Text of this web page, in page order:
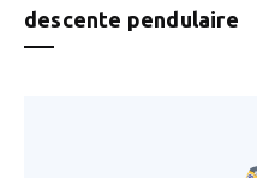
descente pendulaire